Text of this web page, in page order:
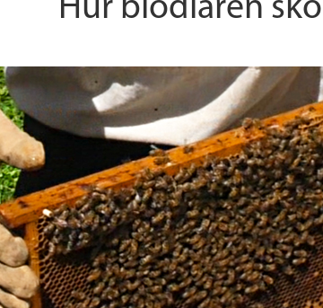
Hur biodlaren